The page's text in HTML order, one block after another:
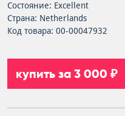
Состояние: Excellent
Страна: Netherlands
Код товара: 00-00047932
купить за 3 000 ₽